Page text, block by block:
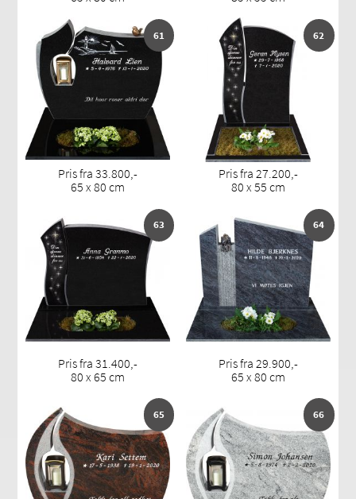
61
Pris fra 33.800,-
65 x 80 cm
62
Pris fra 27.200,-
80 x 55 cm
63
Pris fra 31.400,-
80 x 65 cm
64
Pris fra 29.900,-
65 x 80 cm
65 66